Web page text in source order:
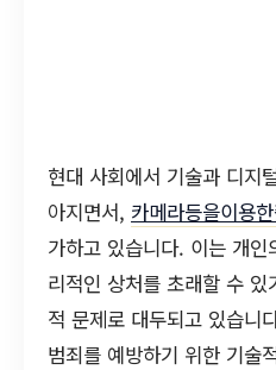
현대 사회에서 기술과 디지
아지면서, 카메라등을이용
가하고 있습니다. 이는 개
리적인 상처를 초래할 수
적 문제로 대두되고 있습니
범죄를 예방하기 위한 기술